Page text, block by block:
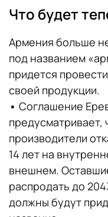
Что будет
Армения больше
под названием
придется
своей продукции.
• Соглашение
предусматривает,
производители
14 лет на
внешнем.
распродать до
должны будут